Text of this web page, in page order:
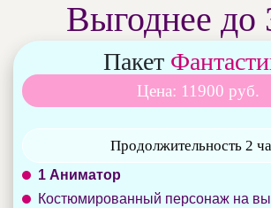
Выгоднее до
Пакет
Цена: 11900 руб.
Продолжительность 2
1 Аниматор
Костюмированный персонаж на